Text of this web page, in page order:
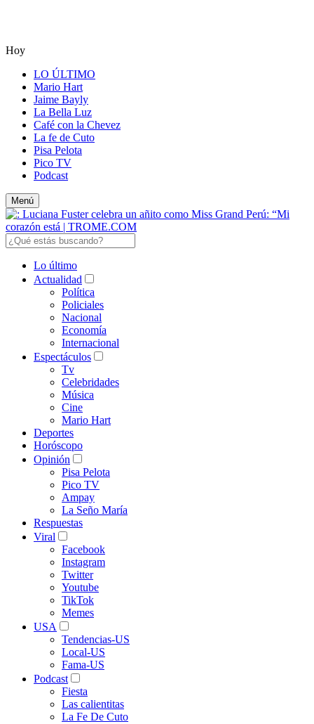
Hoy
LO ÚLTIMO
Mario Hart
Jaime Bayly
La Bella Luz
Café con la Chevez
La fe de Cuto
Pisa Pelota
Pico TV
Podcast
Menú
Lo último
Actualidad
Política
Policiales
Nacional
Economía
Internacional
Espectáculos
Tv
Celebridades
Música
Cine
Mario Hart
Deportes
Horóscopo
Opinión
Pisa Pelota
Pico TV
Ampay
La Seño María
Respuestas
Viral
Facebook
Instagram
Twitter
Youtube
TikTok
Memes
USA
Tendencias-US
Local-US
Fama-US
Podcast
Fiesta
Las calientitas
La Fe De Cuto